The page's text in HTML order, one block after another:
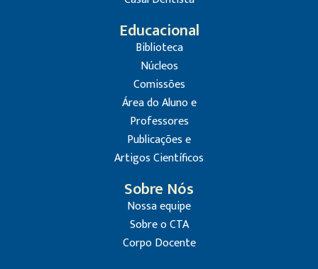
Educacional
Biblioteca
Núcleos
Comissões
Área do Aluno e
Professores
Publicações e
Artigos Científicos
Sobre Nós
Nossa equipe
Sobre o CTA
Corpo Docente